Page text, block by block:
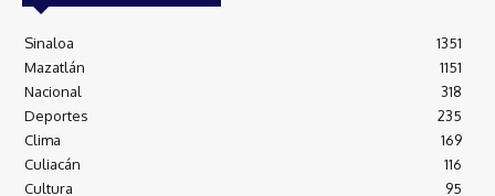
Sinaloa
1351
Mazatlán
1151
Nacional
318
Deportes
235
Clima
169
Culiacán
116
Cultura
95